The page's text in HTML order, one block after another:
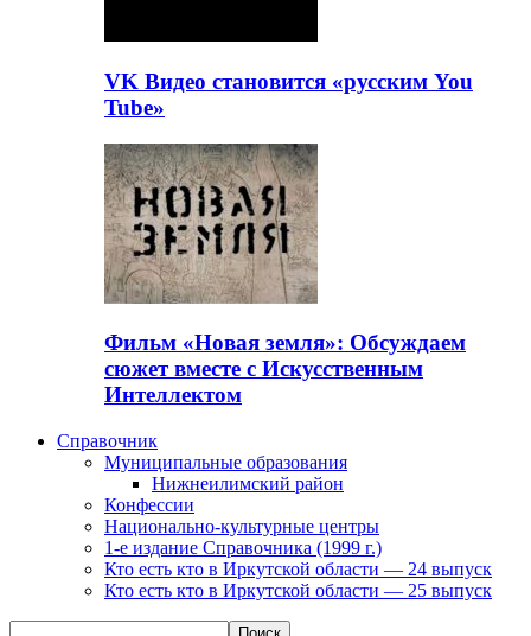
VK Видео становится «русским You
Tube»
Фильм «Новая земля»: Обсуждаем
сюжет вместе с Искусственным
Интеллектом
Справочник
Муниципальные образования
Нижнеилимский район
Конфессии
Национально-культурные центры
1-е издание Справочника (1999 г.)
Кто есть кто в Иркутской области — 24 выпуск
Кто есть кто в Иркутской области — 25 выпуск